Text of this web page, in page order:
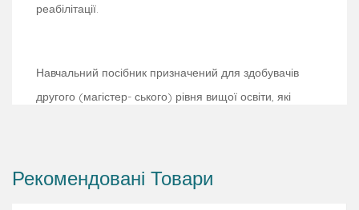
реабілітації.
Навчальний посібник призначений для здобувачів
другого (магістер- ського) рівня вищої освіти, які
закладів різ них ступенів акредитації.
Рекомендовані Товари